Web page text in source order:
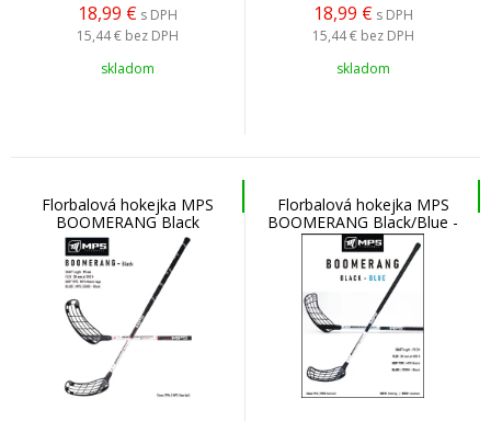
18,99 € s DPH
15,44 € bez DPH
skladom
18,99 € s DPH
15,44 € bez DPH
skladom
Florbalová hokejka MPS
BOOMERANG Black
Florbalová hokejka MPS
BOOMERANG Black/Blue -
STORM